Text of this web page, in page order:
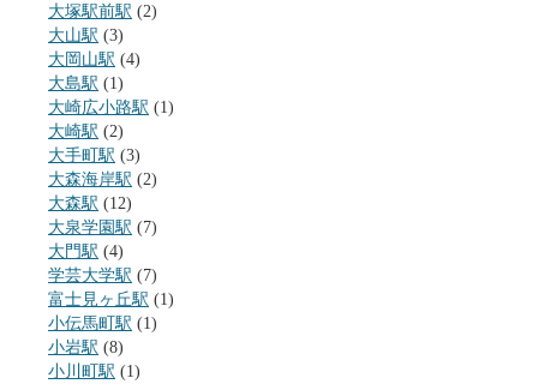
大塚駅前駅 (2)
大山駅 (3)
大岡山駅 (4)
大島駅 (1)
大崎広小路駅 (1)
大崎駅 (2)
大手町駅 (3)
大森海岸駅 (2)
大森駅 (12)
大泉学園駅 (7)
大門駅 (4)
学芸大学駅 (7)
富士見ヶ丘駅 (1)
小伝馬町駅 (1)
小岩駅 (8)
小川町駅 (1)